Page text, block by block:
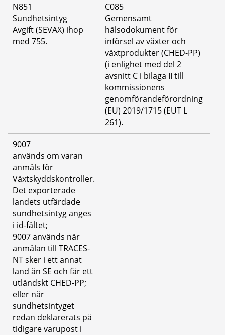
N851
Sundhetsintyg
Avgift (SEVAX) ihop
med 755.
C085
Gemensamt
hälsodokument för
införsel av växter och
växtprodukter (CHED-PP)
(i enlighet med del 2
avsnitt C i bilaga II till
kommissionens
genomförandeförordning
(EU) 2019/1715 (EUT L
261).
9007
används om varan
anmäls för
Växtskyddskontroller.
Det exporterade
landets utfärdade
sundhetsintyg anges
i id-fältet;
9007 används när
anmälan till TRACES-
NT sker i ett annat
land än SE och får ett
utländskt CHED-PP;
eller när
sundhetsintyget
redan deklarerats på
tidigare varupost i